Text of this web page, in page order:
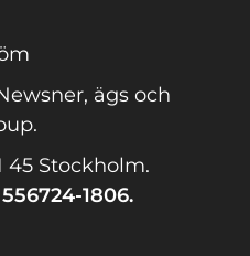
ägs och
45 Stockholm.
556724-1806.